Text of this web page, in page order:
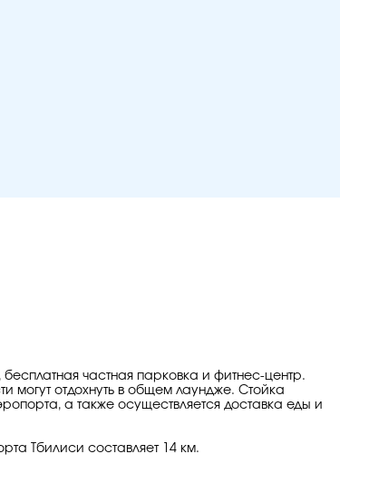
частная парковка и фитнес-центр.
могут отдохнуть в общем лаундже. Стойка
а также осуществляется доставка еды и
Тбилиси составляет 14 км.